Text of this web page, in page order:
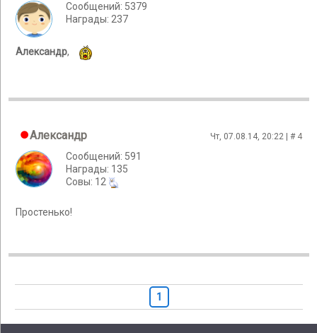
Сообщений: 5379
Награды: 237
Александр,
Александр Чт, 07.08.14, 20:22 | # 4
Сообщений: 591
Награды: 135
Cовы: 12
Простенько!
1